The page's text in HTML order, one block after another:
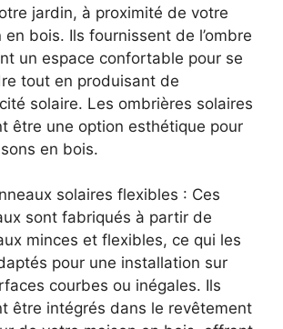
jardin, à proximité de votre
en bois. Ils fournissent de l’ombre
un espace confortable pour se
⁤tout‌ en produisant de⁣
solaire. Les ombrières solaires
être une option esthétique pour
en ⁤bois.
solaires flexibles : Ces
sont fabriqués à partir de
minces et flexibles, ce qui les
pour une installation sur
courbes⁣ ou ⁣inégales. Ils
être intégrés dans le revêtement